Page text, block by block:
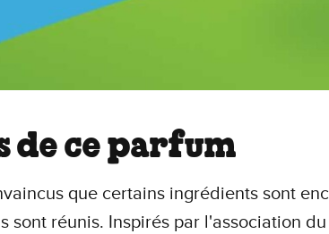
de ce parfum
que certains ingrédients sont
sont réunis. Inspirés par l'association